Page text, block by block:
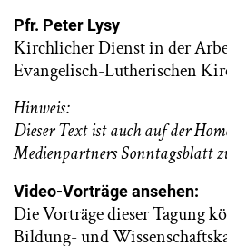
Pfr. Peter Lysy
Kirchlicher Dienst in der
Evangelisch-Lutherischen
Hinweis:
Dieser Text ist auch auf der
Medienpartners Sonntagsblatt
Video-Vorträge ansehen:
Die Vorträge dieser Tagung
Bildung- und